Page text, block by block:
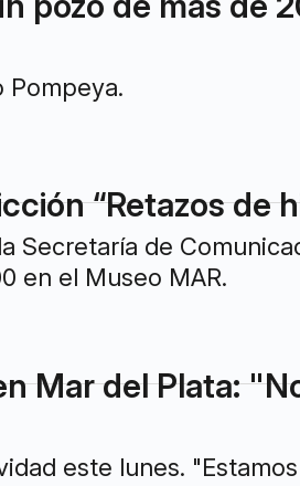
Pompeya.
“Retazos de
Secretaría de
en el Museo MAR.
Mar del Plata:
este lunes.